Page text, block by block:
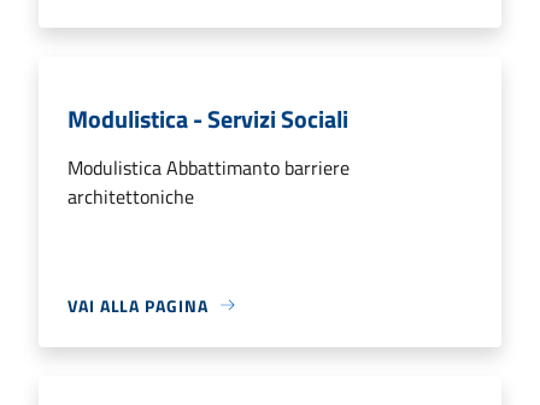
Modulistica - Servizi Sociali
Modulistica Abbattimanto barriere
architettoniche
VAI ALLA PAGINA